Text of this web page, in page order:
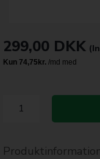
299,00 DKK